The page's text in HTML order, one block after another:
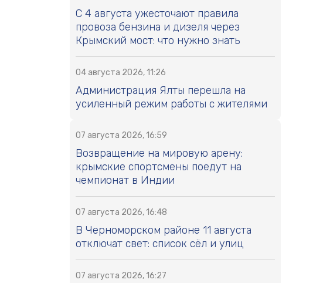
С 4 августа ужесточают правила
провоза бензина и дизеля через
Крымский мост: что нужно знать
04 августа 2026, 11:26
Администрация Ялты перешла на
усиленный режим работы с жителями
07 августа 2026, 16:59
Возвращение на мировую арену:
крымские спортсмены поедут на
чемпионат в Индии
07 августа 2026, 16:48
В Черноморском районе 11 августа
отключат свет: список сёл и улиц
07 августа 2026, 16:27